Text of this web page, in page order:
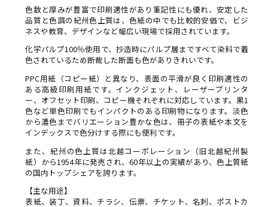
色数と厚みが豊富で印刷適性があり筆記性にも優れ、安定した
品質と色調の紀州色上質は、色紙の中でも比較的安価で、ビジ
ネスや教育、デザインなど幅広い現場で採用されています。
化学パルプ100％使用で、抄造時にパルプ層まですべて染料で着
色されているため断裁した断面も色がありきれいです。
PPC用紙（コピー紙）と異なり、表面の平滑が良く印刷適性の
ある高級印刷用紙です。インクジェット、レーザープリンタ
ー、オフセット印刷、コピー機それぞれに対応しています。黒1
色など単色印刷でもインパクトのある印刷物になります。淡色
から濃色までバリエーション豊かな色は、冊子の表紙や本文を
インデックスで色分けする際にも便利です。
また、紀州の色上質は北越コーポレーション（旧北越紀州製
紙）から1954年に発売され、60年以上の実績があり、色上質紙
の国内トップシェアを誇ります。
【主な用途】
表紙、装丁、資料、チラシ、伝票、チケット、名刺、ポストカ